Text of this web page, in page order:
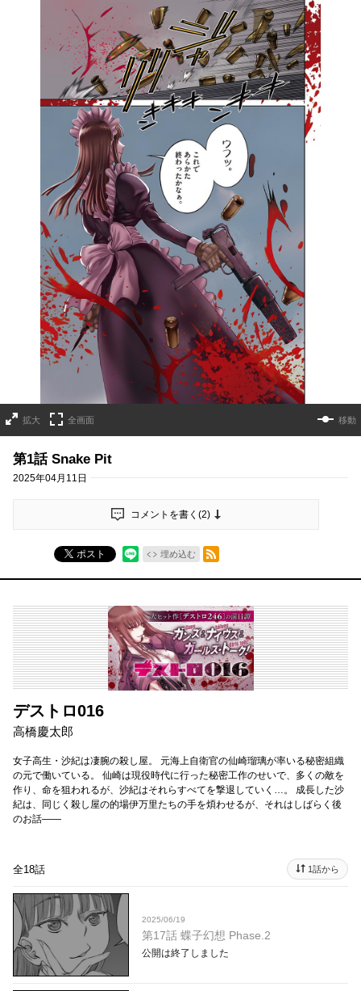
拡大 全画面 移動
第1話 Snake Pit
2025年04月11日
コメントを書く(2)
ポスト 埋め込む
RSSフィード
デストロ016
高橋慶太郎
女子高生・沙紀は凄腕の殺し屋。 元海上自衛官の仙崎瑠璃が率いる秘密組織
の元で働いている。 仙崎は現役時代に行った秘密工作のせいで、多くの敵を
作り、命を狙われるが、沙紀はそれらすべてを撃退していく…。 成長した沙
紀は、同じく殺し屋の的場伊万里たちの手を煩わせるが、それはしばらく後
のお話――
全18話 1話から
2025/06/19
第17話 蝶子幻想 Phase.2
公開は終了しました